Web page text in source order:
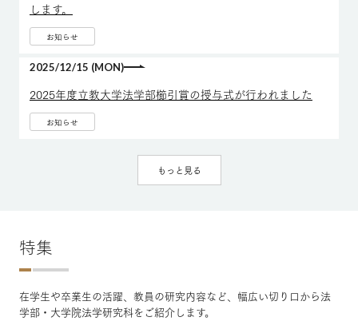
します。
お知らせ
2025年度立教大学法学部櫛引賞の授与式が行われました
お知らせ
2025/12/15 (MON)
もっと見る
特集
在学生や卒業生の活躍、教員の研究内容など、幅広い切り口から法
学部・大学院法学研究科をご紹介します。